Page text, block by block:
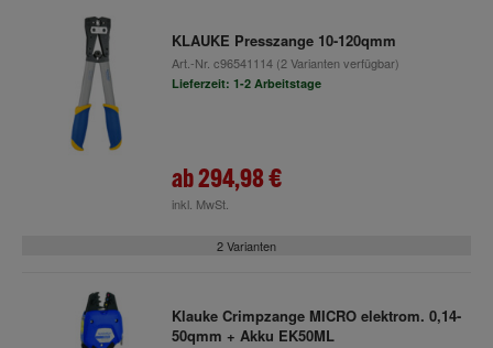
KLAUKE Presszange 10-120qmm
Art.-Nr. c96541114(2 Varianten verfügbar)
Lieferzeit: 1-2 Arbeitstage
ab294,98 €
inkl. MwSt.
2 Varianten
Klauke Crimpzange MICRO elektrom. 0,14-
50qmm + Akku EK50ML